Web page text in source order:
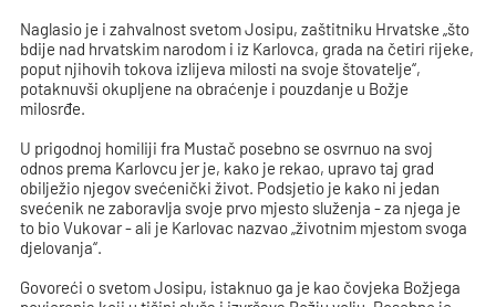
Naglasio je i zahvalnost svetom Josipu, zaštitniku Hrvatske „što
bdije nad hrvatskim narodom i iz Karlovca, grada na četiri rijeke,
poput njihovih tokova izlijeva milosti na svoje štovatelje“,
potaknuvši okupljene na obraćenje i pouzdanje u Božje
milosrđe.
U prigodnoj homiliji fra Mustač posebno se osvrnuo na svoj
odnos prema Karlovcu jer je, kako je rekao, upravo taj grad
obilježio njegov svećenički život. Podsjetio je kako ni jedan
svećenik ne zaboravlja svoje prvo mjesto služenja - za njega je
to bio Vukovar - ali je Karlovac nazvao „životnim mjestom svoga
djelovanja“.
Govoreći o svetom Josipu, istaknuo ga je kao čovjeka Božjega